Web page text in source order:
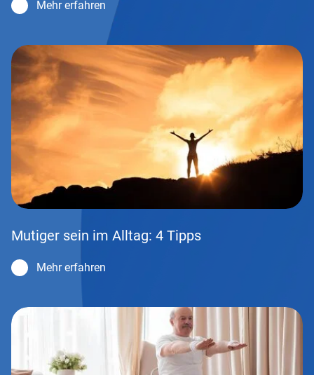
Mehr erfahren
Mutiger sein im Alltag: 4 Tipps
Mehr erfahren